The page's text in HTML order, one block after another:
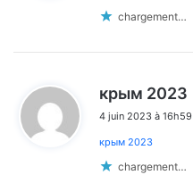
chargement…
крым 2023
t
4 juin 2023 à 16h59
крым 2023
chargement…